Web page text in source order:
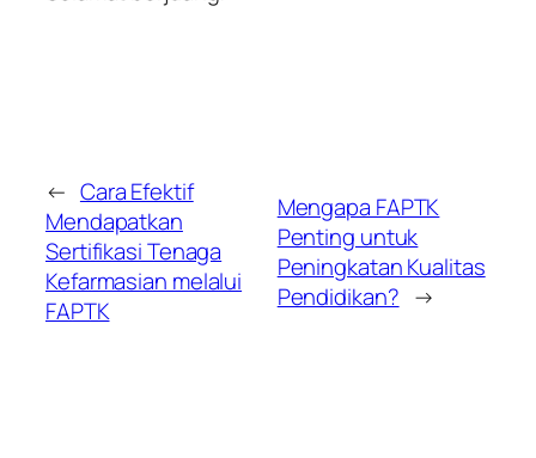
← Cara Efektif
Mendapatkan
Sertifikasi Tenaga
Kefarmasian melalui
FAPTK
Mengapa FAPTK
Penting untuk
Peningkatan Kualitas
Pendidikan? →